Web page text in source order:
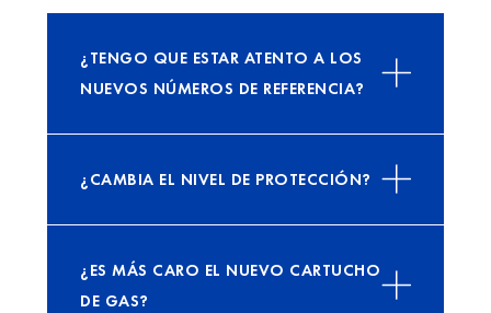
¿TENGO QUE ESTAR ATENTO A LOS
NUEVOS NÚMEROS DE REFERENCIA?
¿CAMBIA EL NIVEL DE PROTECCIÓN?
¿ES MÁS CARO EL NUEVO CARTUCHO
DE GAS?